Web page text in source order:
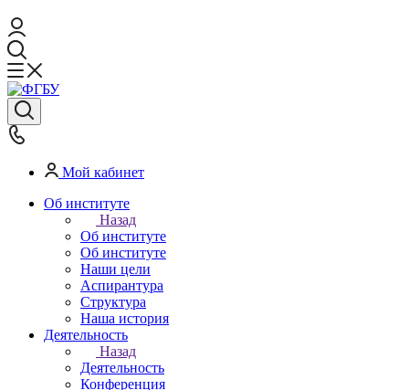
Мой кабинет
Об институте
Назад
Об институте
Об институте
Наши цели
Аспирантура
Структура
Наша история
Деятельность
Назад
Деятельность
Конференция